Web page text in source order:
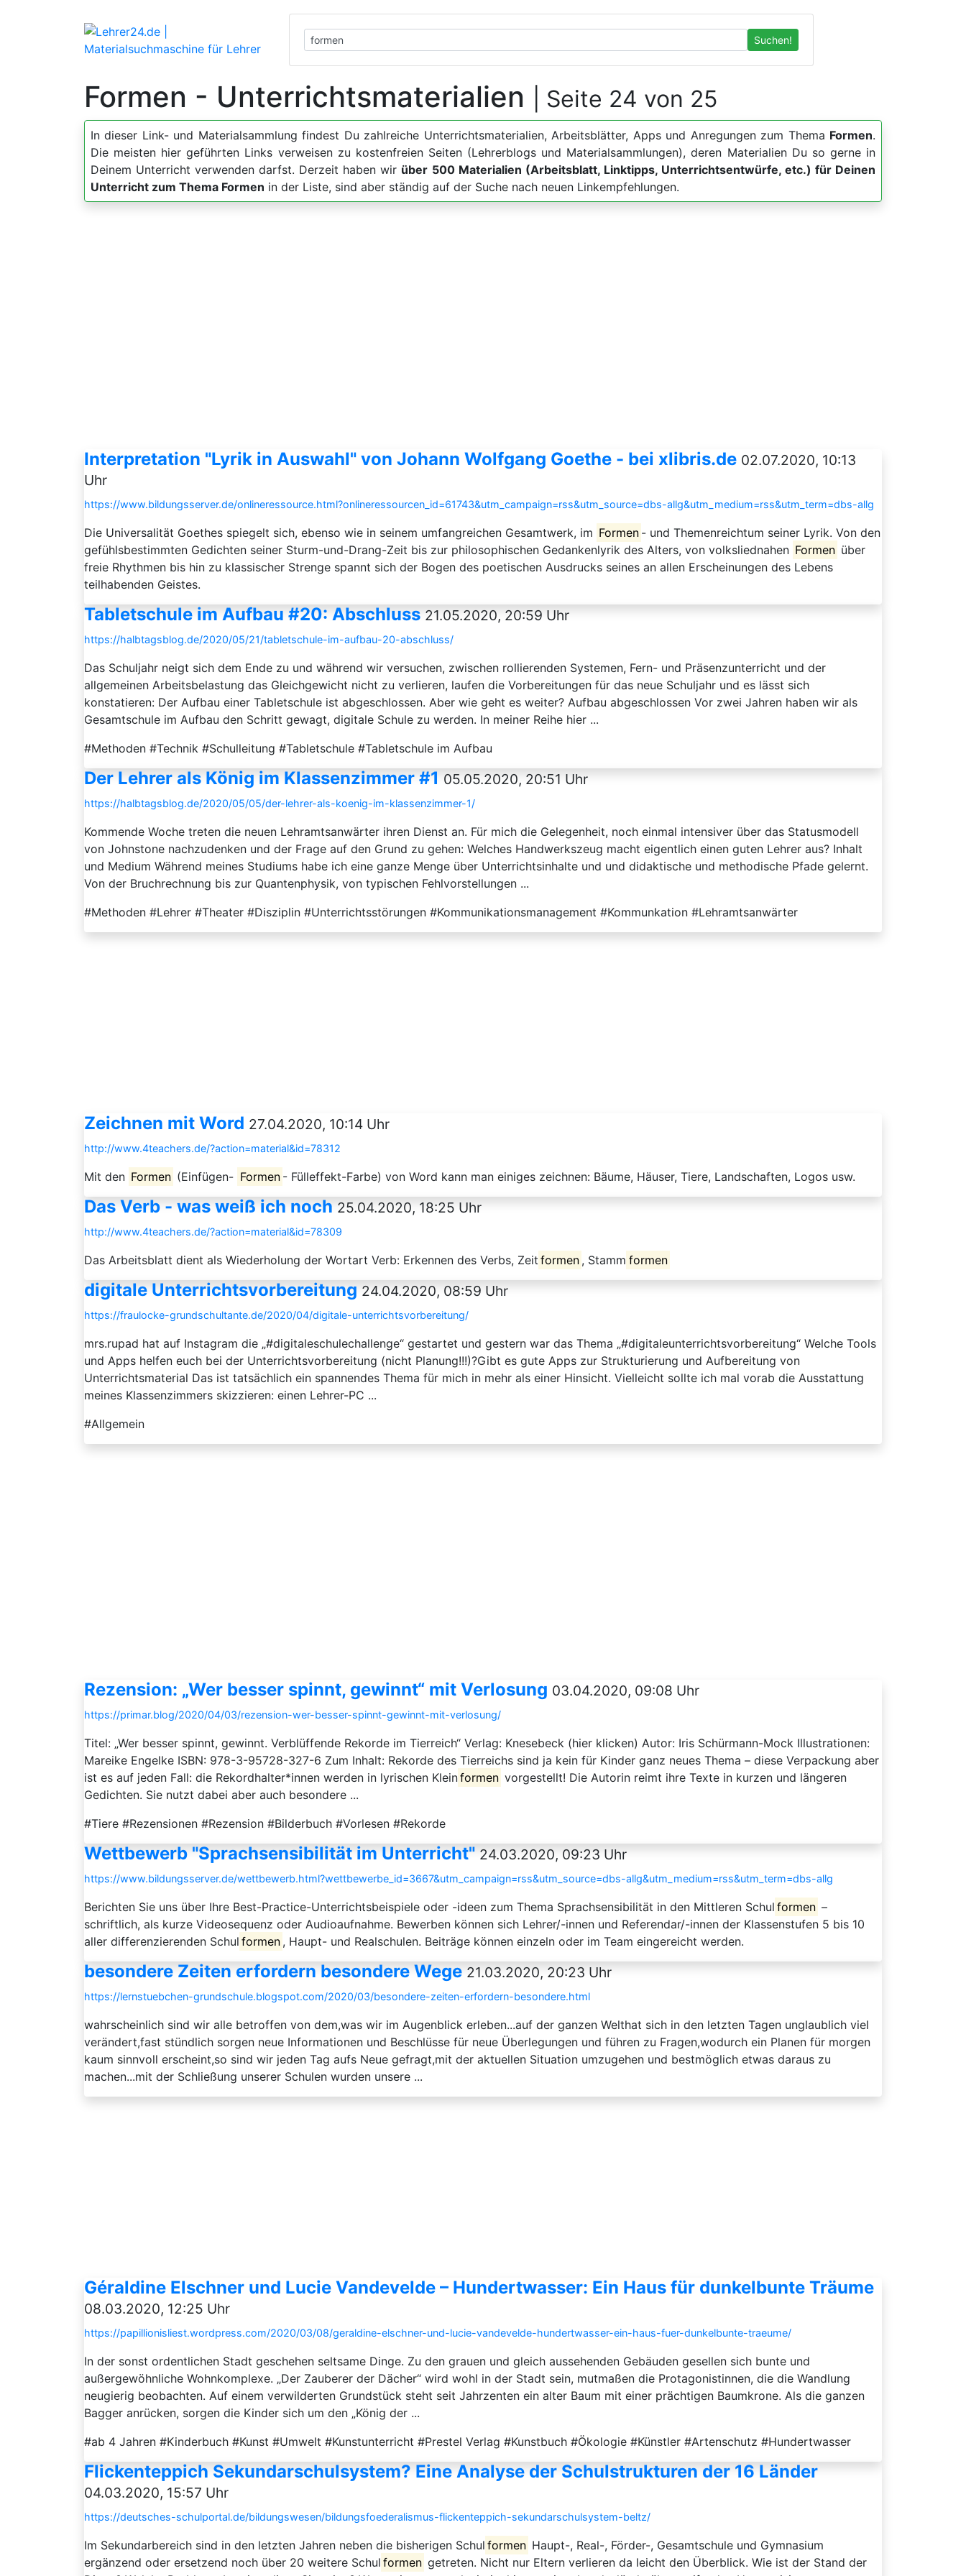
Suchen!
Formen - Unterrichtsmaterialien | Seite 24 von 25
In dieser Link- und Materialsammlung findest Du zahlreiche Unterrichtsmaterialien, Arbeitsblätter, Apps und Anregungen zum Thema Formen.
Die meisten hier geführten Links verweisen zu kostenfreien Seiten (Lehrerblogs und Materialsammlungen), deren Materialien Du so gerne in
Deinem Unterricht verwenden darfst. Derzeit haben wir über 500 Materialien (Arbeitsblatt, Linktipps, Unterrichtsentwürfe, etc.) für Deinen
Unterricht zum Thema Formen in der Liste, sind aber ständig auf der Suche nach neuen Linkempfehlungen.
Interpretation "Lyrik in Auswahl" von Johann Wolfgang Goethe - bei xlibris.de 02.07.2020, 10:13
Uhr
https://www.bildungsserver.de/onlineressource.html?onlineressourcen_id=61743&utm_campaign=rss&utm_source=dbs-allg&utm_medium=rss&utm_term=dbs-allg
Die Universalität Goethes spiegelt sich, ebenso wie in seinem umfangreichen Gesamtwerk, im Formen - und Themenreichtum seiner Lyrik. Von den
gefühlsbestimmten Gedichten seiner Sturm-und-Drang-Zeit bis zur philosophischen Gedankenlyrik des Alters, von volksliednahen Formen über
freie Rhythmen bis hin zu klassischer Strenge spannt sich der Bogen des poetischen Ausdrucks seines an allen Erscheinungen des Lebens
teilhabenden Geistes.
Tabletschule im Aufbau #20: Abschluss 21.05.2020, 20:59 Uhr
https://halbtagsblog.de/2020/05/21/tabletschule-im-aufbau-20-abschluss/
Das Schuljahr neigt sich dem Ende zu und während wir versuchen, zwischen rollierenden Systemen, Fern- und Präsenzunterricht und der
allgemeinen Arbeitsbelastung das Gleichgewicht nicht zu verlieren, laufen die Vorbereitungen für das neue Schuljahr und es lässt sich
konstatieren: Der Aufbau einer Tabletschule ist abgeschlossen. Aber wie geht es weiter? Aufbau abgeschlossen Vor zwei Jahren haben wir als
Gesamtschule im Aufbau den Schritt gewagt, digitale Schule zu werden. In meiner Reihe hier ...
#Methoden #Technik #Schulleitung #Tabletschule #Tabletschule im Aufbau
Der Lehrer als König im Klassenzimmer #1 05.05.2020, 20:51 Uhr
https://halbtagsblog.de/2020/05/05/der-lehrer-als-koenig-im-klassenzimmer-1/
Kommende Woche treten die neuen Lehramtsanwärter ihren Dienst an. Für mich die Gelegenheit, noch einmal intensiver über das Statusmodell
von Johnstone nachzudenken und der Frage auf den Grund zu gehen: Welches Handwerkszeug macht eigentlich einen guten Lehrer aus? Inhalt
und Medium Während meines Studiums habe ich eine ganze Menge über Unterrichtsinhalte und und didaktische und methodische Pfade gelernt.
Von der Bruchrechnung bis zur Quantenphysik, von typischen Fehlvorstellungen ...
#Methoden #Lehrer #Theater #Disziplin #Unterrichtsstörungen #Kommunikationsmanagement #Kommunkation #Lehramtsanwärter
Zeichnen mit Word 27.04.2020, 10:14 Uhr
http://www.4teachers.de/?action=material&id=78312
Mit den Formen (Einfügen- Formen - Fülleffekt-Farbe) von Word kann man einiges zeichnen: Bäume, Häuser, Tiere, Landschaften, Logos usw.
Das Verb - was weiß ich noch 25.04.2020, 18:25 Uhr
http://www.4teachers.de/?action=material&id=78309
Das Arbeitsblatt dient als Wiederholung der Wortart Verb: Erkennen des Verbs, Zeit formen , Stamm formen
digitale Unterrichtsvorbereitung 24.04.2020, 08:59 Uhr
https://fraulocke-grundschultante.de/2020/04/digitale-unterrichtsvorbereitung/
mrs.rupad hat auf Instagram die „#digitaleschulechallenge“ gestartet und gestern war das Thema „#digitaleunterrichtsvorbereitung“ Welche Tools
und Apps helfen euch bei der Unterrichtsvorbereitung (nicht Planung!!!)?Gibt es gute Apps zur Strukturierung und Aufbereitung von
Unterrichtsmaterial Das ist tatsächlich ein spannendes Thema für mich in mehr als einer Hinsicht. Vielleicht sollte ich mal vorab die Ausstattung
meines Klassenzimmers skizzieren: einen Lehrer-PC ...
#Allgemein
Rezension: „Wer besser spinnt, gewinnt“ mit Verlosung 03.04.2020, 09:08 Uhr
https://primar.blog/2020/04/03/rezension-wer-besser-spinnt-gewinnt-mit-verlosung/
Titel: „Wer besser spinnt, gewinnt. Verblüffende Rekorde im Tierreich“ Verlag: Knesebeck (hier klicken) Autor: Iris Schürmann-Mock Illustrationen:
Mareike Engelke ISBN: 978-3-95728-327-6 Zum Inhalt: Rekorde des Tierreichs sind ja kein für Kinder ganz neues Thema – diese Verpackung aber
ist es auf jeden Fall: die Rekordhalter*innen werden in lyrischen Kleinformen vorgestellt! Die Autorin reimt ihre Texte in kurzen und längeren
Gedichten. Sie nutzt dabei aber auch besondere ...
#Tiere #Rezensionen #Rezension #Bilderbuch #Vorlesen #Rekorde
Wettbewerb "Sprachsensibilität im Unterricht" 24.03.2020, 09:23 Uhr
https://www.bildungsserver.de/wettbewerb.html?wettbewerbe_id=3667&utm_campaign=rss&utm_source=dbs-allg&utm_medium=rss&utm_term=dbs-allg
Berichten Sie uns über Ihre Best-Practice-Unterrichtsbeispiele oder -ideen zum Thema Sprachsensibilität in den Mittleren Schul formen –
schriftlich, als kurze Videosequenz oder Audioaufnahme. Bewerben können sich Lehrer/-innen und Referendar/-innen der Klassenstufen 5 bis 10
aller differenzierenden Schul formen , Haupt- und Realschulen. Beiträge können einzeln oder im Team eingereicht werden.
besondere Zeiten erfordern besondere Wege 21.03.2020, 20:23 Uhr
https://lernstuebchen-grundschule.blogspot.com/2020/03/besondere-zeiten-erfordern-besondere.html
wahrscheinlich sind wir alle betroffen von dem,was wir im Augenblick erleben...auf der ganzen Welthat sich in den letzten Tagen unglaublich viel
verändert,fast stündlich sorgen neue Informationen und Beschlüsse für neue Überlegungen und führen zu Fragen,wodurch ein Planen für morgen
kaum sinnvoll erscheint,so sind wir jeden Tag aufs Neue gefragt,mit der aktuellen Situation umzugehen und bestmöglich etwas daraus zu
machen...mit der Schließung unserer Schulen wurden unsere ...
Géraldine Elschner und Lucie Vandevelde – Hundertwasser: Ein Haus für dunkelbunte Träume
08.03.2020, 12:25 Uhr
https://papillionisliest.wordpress.com/2020/03/08/geraldine-elschner-und-lucie-vandevelde-hundertwasser-ein-haus-fuer-dunkelbunte-traeume/
In der sonst ordentlichen Stadt geschehen seltsame Dinge. Zu den grauen und gleich aussehenden Gebäuden gesellen sich bunte und
außergewöhnliche Wohnkomplexe. „Der Zauberer der Dächer“ wird wohl in der Stadt sein, mutmaßen die Protagonistinnen, die die Wandlung
neugierig beobachten. Auf einem verwilderten Grundstück steht seit Jahrzenten ein alter Baum mit einer prächtigen Baumkrone. Als die ganzen
Bagger anrücken, sorgen die Kinder sich um den „König der ...
#ab 4 Jahren #Kinderbuch #Kunst #Umwelt #Kunstunterricht #Prestel Verlag #Kunstbuch #Ökologie #Künstler #Artenschutz #Hundertwasser
Flickenteppich Sekundar­schul­system? Eine Analyse der Schul­strukturen der 16 Länder
04.03.2020, 15:57 Uhr
https://deutsches-schulportal.de/bildungswesen/bildungsfoederalismus-flickenteppich-sekundarschulsystem-beltz/
Im Sekundarbereich sind in den letzten Jahren neben die bisherigen Schul­ formen Haupt-, Real-, Förder-, Gesamt­schule und Gymnasium
ergänzend oder ersetzend noch über 20 weitere Schul­ formen getreten. Nicht nur Eltern verlieren da leicht den Überblick. Wie ist der Stand der